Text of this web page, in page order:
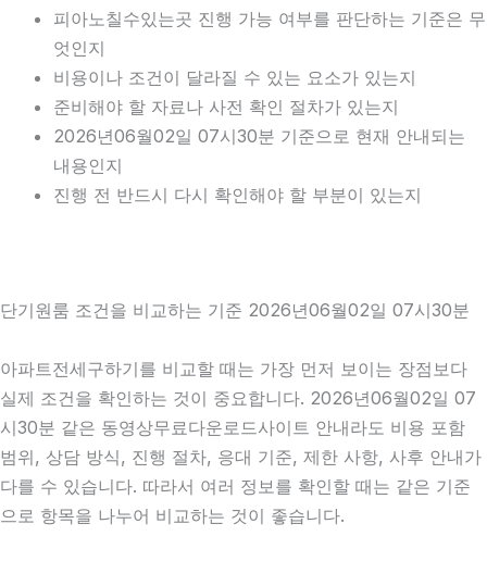
피아노칠수있는곳 진행 가능 여부를 판단하는 기준은 무
엇인지
비용이나 조건이 달라질 수 있는 요소가 있는지
준비해야 할 자료나 사전 확인 절차가 있는지
2026년06월02일 07시30분 기준으로 현재 안내되는
내용인지
진행 전 반드시 다시 확인해야 할 부분이 있는지
단기원룸 조건을 비교하는 기준 2026년06월02일 07시30분
아파트전세구하기를 비교할 때는 가장 먼저 보이는 장점보다
실제 조건을 확인하는 것이 중요합니다. 2026년06월02일 07
시30분 같은 동영상무료다운로드사이트 안내라도 비용 포함
범위, 상담 방식, 진행 절차, 응대 기준, 제한 사항, 사후 안내가
다를 수 있습니다. 따라서 여러 정보를 확인할 때는 같은 기준
으로 항목을 나누어 비교하는 것이 좋습니다.